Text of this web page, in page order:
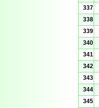
337
338
339
340
341
342
343
344
345